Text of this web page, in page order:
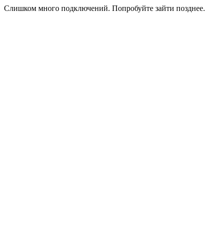
Слишком много подключений. Попробуйте зайти позднее.